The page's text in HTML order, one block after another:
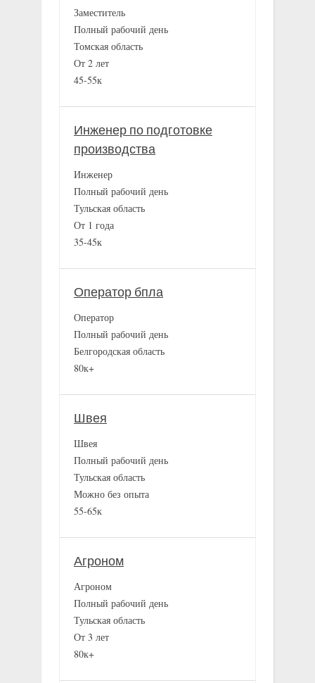
Заместитель
Полный рабочий день
Томская область
От 2 лет
45-55к
Инженер по подготовке
производства
Инженер
Полный рабочий день
Тульская область
От 1 года
35-45к
Оператор бпла
Оператор
Полный рабочий день
Белгородская область
80к+
Швея
Швея
Полный рабочий день
Тульская область
Можно без опыта
55-65к
Агроном
Агроном
Полный рабочий день
Тульская область
От 3 лет
80к+